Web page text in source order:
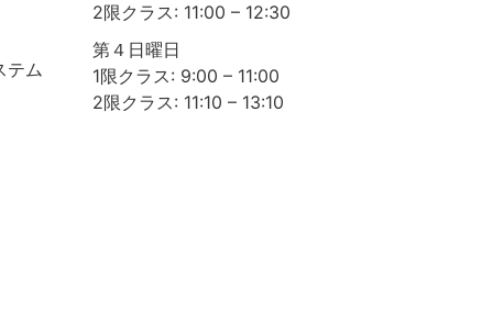
テム
2限クラス: 11:00 – 12:30
第４日曜日
1限クラス: 9:00 – 11:00
2限クラス: 11:10 – 13:10